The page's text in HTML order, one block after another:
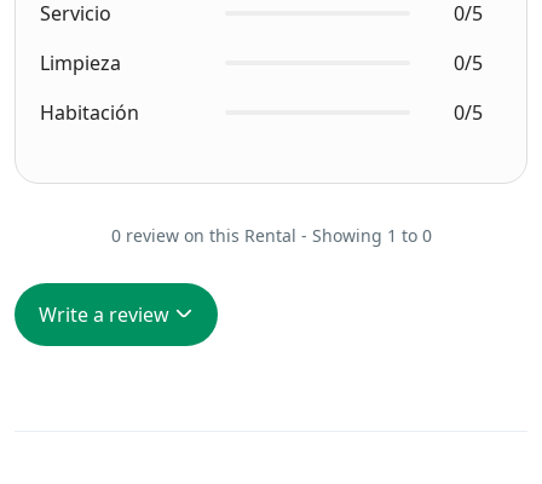
Servicio
0/5
Limpieza
0/5
Habitación
0/5
0 review on this Rental - Showing 1 to 0
Write a review